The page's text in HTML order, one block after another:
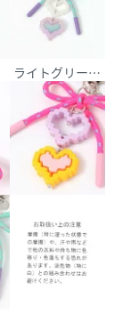
ライトグリーン(72)